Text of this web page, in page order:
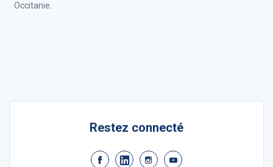
Occitanie.
Restez connecté